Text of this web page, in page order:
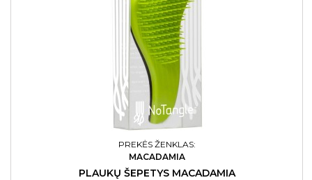
PREKĖS ŽENKLAS:
MACADAMIA
PLAUKŲ ŠEPETYS MACADAMIA